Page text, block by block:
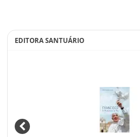
EDITORA SANTUÁRIO